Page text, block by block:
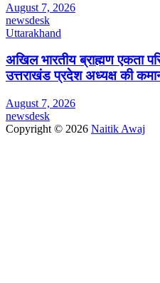
August 7, 2026
newsdesk
Uttarakhand
अखिल भारतीय ब्राह्मण एकता
उत्तराखंड प्रदेश अध्यक्ष की
August 7, 2026
newsdesk
Copyright © 2026 Naitik Awaj